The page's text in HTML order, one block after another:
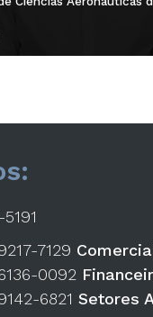
pela professora Drª
7129
0092
6821 Setores